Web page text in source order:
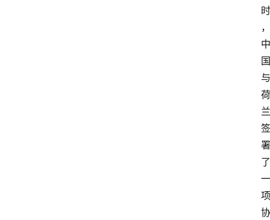
时
，
中
国
与
荷
兰
签
署
了
一
项
协